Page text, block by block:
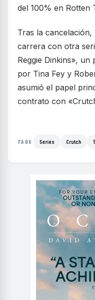
del 100% en Rotten
Tras la
carrera con otra
Reggie Dinkins»,
por Tina Fey y
asumió el papel
contrato con
TAGS Series Crutch